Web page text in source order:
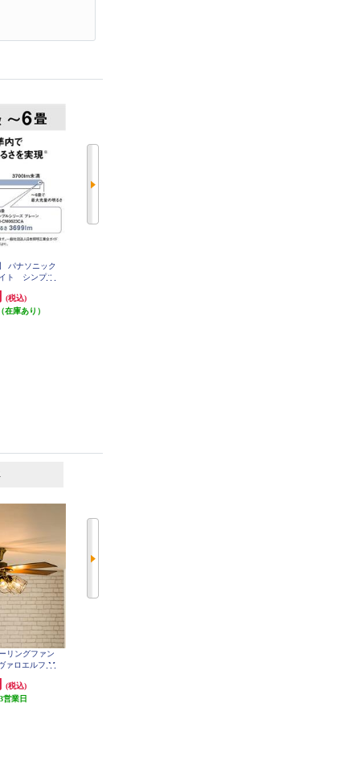
パナソニック
ト シンプル
(税込)
在庫あり）
リングファン
ァロエルフ M
CF048-GD
(税込)
3営業日